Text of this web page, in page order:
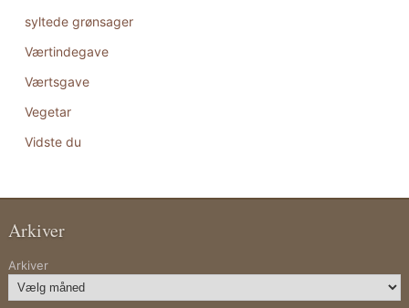
syltede grønsager
Værtindegave
Værtsgave
Vegetar
Vidste du
Arkiver
Arkiver